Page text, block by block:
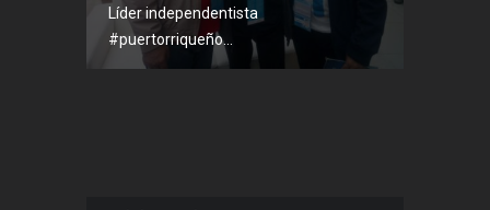
Líder independentista
#puertorriqueño...